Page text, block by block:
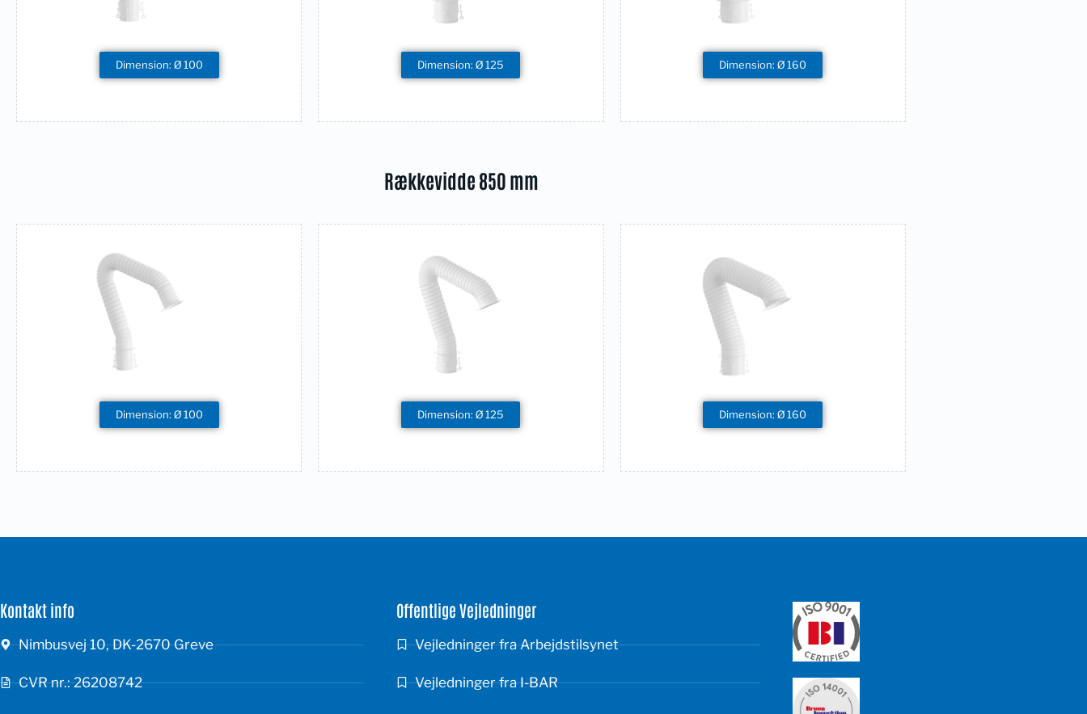
Dimension: Ø 100 Dimension: Ø 125 Dimension: Ø 160
Rækkevidde 850 mm
Dimension: Ø 100 Dimension: Ø 125 Dimension: Ø 160
Kontakt info
Nimbusvej 10, DK-2670 Greve
CVR nr.: 26208742
Offentlige Vejledninger
Vejledninger fra Arbejdstilsynet
Vejledninger fra I-BAR